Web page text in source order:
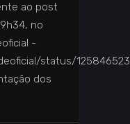
ao post
no
-
status/
dos